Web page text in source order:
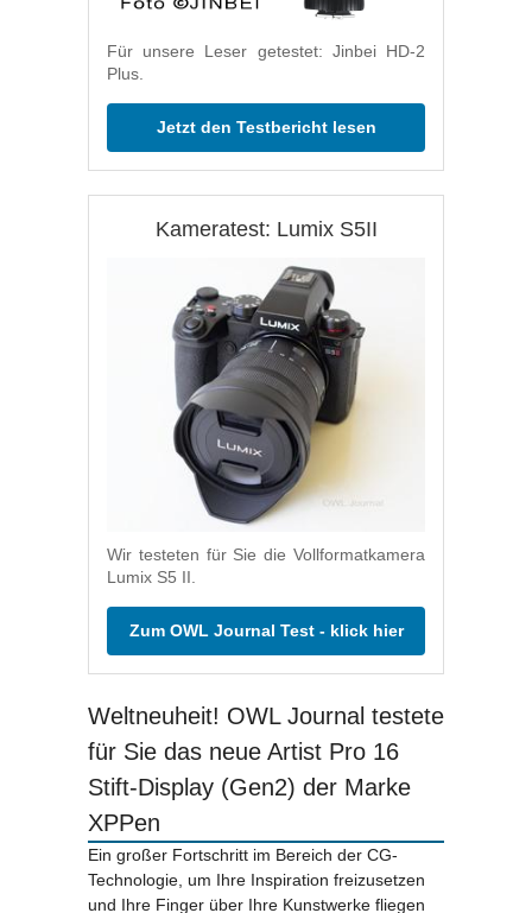
Für unsere Leser getestet: Jinbei HD-2
Plus.
Jetzt den Testbericht lesen
Kameratest: Lumix S5II
Wir testeten für Sie die Vollformatkamera
Lumix S5 II.
Zum OWL Journal Test - klick hier
Weltneuheit! OWL Journal testete
für Sie das neue Artist Pro 16
Stift-Display (Gen2) der Marke
XPPen
Ein großer Fortschritt im Bereich der CG-
Technologie, um Ihre Inspiration freizusetzen
und Ihre Finger über Ihre Kunstwerke fliegen